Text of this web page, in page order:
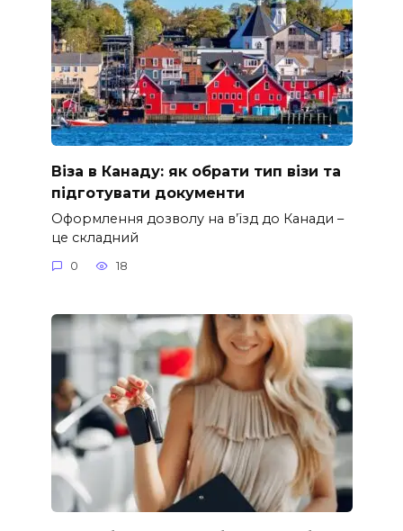
Віза в Канаду: як обрати тип візи та
підготувати документи
Оформлення дозволу на в’їзд до Канади –
це складний
0 18